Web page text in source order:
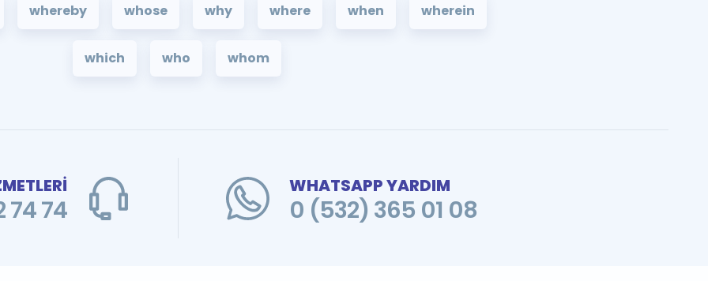
whereby whose why where when wherein
which who whom
74
WHATSAPP YARDIM
0 (532) 365 01 08